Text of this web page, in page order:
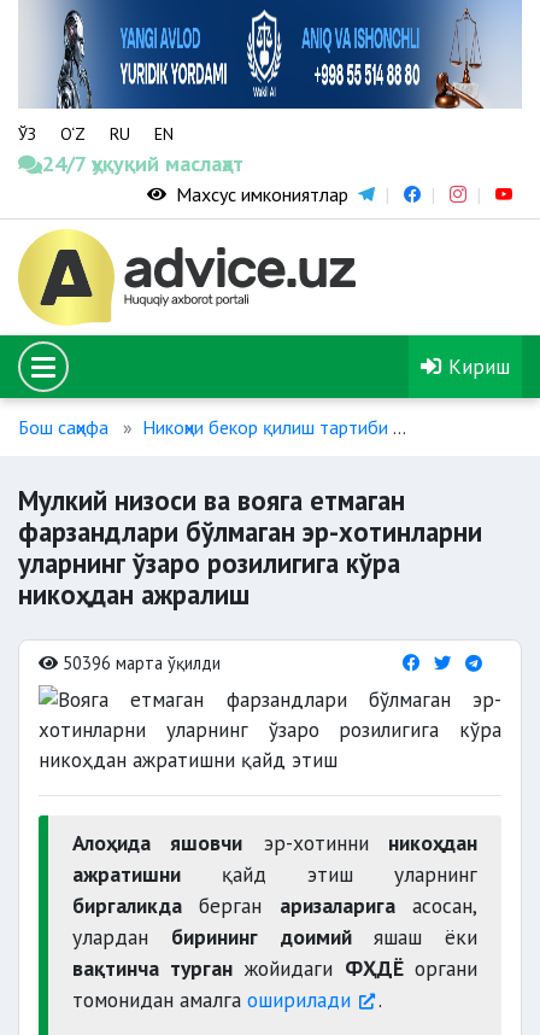
ЎЗ O‘Z RU EN
24/7 ҳуқуқий маслаҳат
Махсус имкониятлар
Кириш
Бош саҳифа Никоҳни бекор қилиш тартиби
Мулкий низоси ва вояга етмаган
фарзандлари бўлмаган эр-хотинларни
уларнинг ўзаро розилигига кўра
никоҳдан ажралиш
50396 марта ўқилди
Алоҳида яшовчи эр-хотинниникоҳдан
ажратишни қайд этиш уларнинг
биргаликда берган аризаларига асосан,
улардан бирининг доимий яшаш ёки
вақтинча турган жойидаги ФҲДЁ органи
томонидан амалга оширилади .